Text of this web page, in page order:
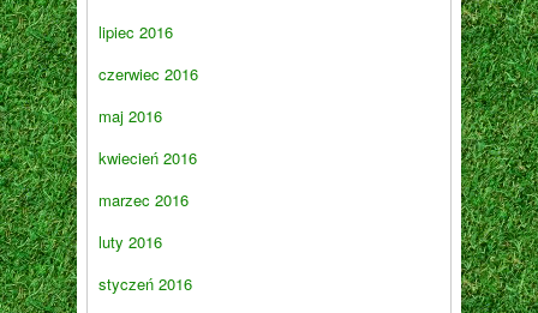
lipiec 2016
czerwiec 2016
maj 2016
kwiecień 2016
marzec 2016
luty 2016
styczeń 2016